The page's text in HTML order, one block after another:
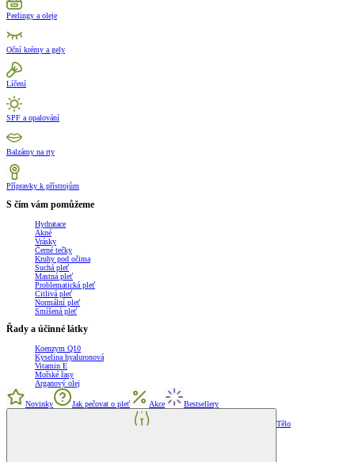
Peelingy a oleje
Oční krémy a gely
Líčení
SPF a opalování
Balzámy na rty
Přípravky k přístrojům
S čím vám pomůžeme
Hydratace
Akné
Vrásky
Černé tečky
Kruhy pod očima
Suchá pleť
Mastná pleť
Problematická pleť
Citlivá pleť
Normální pleť
Smíšená pleť
Řady a účinné látky
Koenzym Q10
Kyselina hyaluronová
Vitamin E
Mořské řasy
Arganový olej
Novinky Jak pečovat o pleť Akce Bestsellery
Tělo